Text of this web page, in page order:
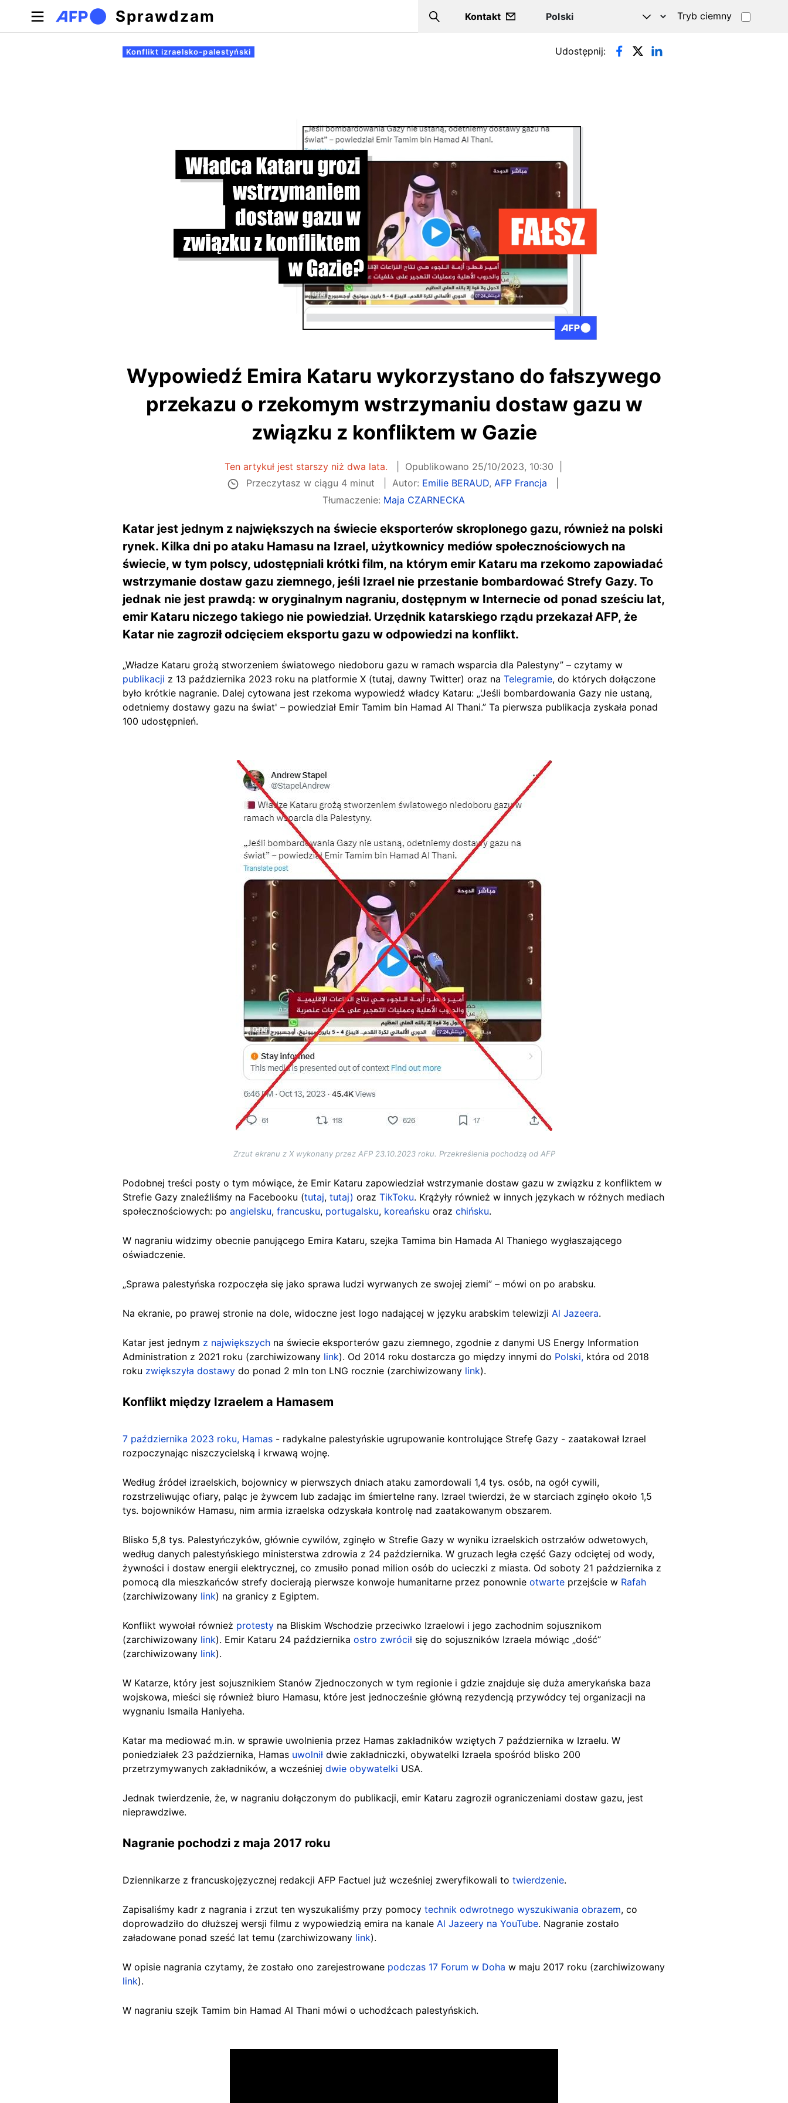
Sprawdzam Szukaj
Kontakt Tryb ciemny
Zakładki podstawowe
Konflikt izraelsko-palestyński Udostępnij:
Wypowiedź Emira Kataru wykorzystano do fałszywego
przekazu o rzekomym wstrzymaniu dostaw gazu w
związku z konfliktem w Gazie
Ten artykuł jest starszy niż dwa lata. Opublikowano 25/10/2023, 10:30
Przeczytasz w ciągu 4 minut
Autor: Emilie BERAUD,AFP Francja
Tłumaczenie: Maja CZARNECKA
Katar jest jednym z największych na świecie eksporterów skroplonego gazu, również na polski
rynek. Kilka dni po ataku Hamasu na Izrael, użytkownicy mediów społecznościowych na
świecie, w tym polscy, udostępniali krótki film, na którym emir Kataru ma rzekomo zapowiadać
wstrzymanie dostaw gazu ziemnego, jeśli Izrael nie przestanie bombardować Strefy Gazy. To
jednak nie jest prawdą: w oryginalnym nagraniu, dostępnym w Internecie od ponad sześciu lat,
emir Kataru niczego takiego nie powiedział. Urzędnik katarskiego rządu przekazał AFP, że
Katar nie zagroził odcięciem eksportu gazu w odpowiedzi na konflikt.
„Władze Kataru grożą stworzeniem światowego niedoboru gazu w ramach wsparcia dla Palestyny” – czytamy w
publikacji z 13 października 2023 roku na platformie X (tutaj, dawny Twitter) oraz na Telegramie, do których dołączone
było krótkie nagranie. Dalej cytowana jest rzekoma wypowiedź władcy Kataru: „'Jeśli bombardowania Gazy nie ustaną,
odetniemy dostawy gazu na świat' – powiedział Emir Tamim bin Hamad Al Thani.” Ta pierwsza publikacja zyskała ponad
100 udostępnień.
Zrzut ekranu z X wykonany przez AFP 23.10.2023 roku. Przekreślenia pochodzą od AFP
Podobnej treści posty o tym mówiące, że Emir Kataru zapowiedział wstrzymanie dostaw gazu w związku z konfliktem w
Strefie Gazy znaleźliśmy na Facebooku (tutaj, tutaj) oraz TikToku. Krążyły również w innych językach w różnych mediach
społecznościowych: po angielsku, francusku, portugalsku, koreańsku oraz chińsku.
W nagraniu widzimy obecnie panującego Emira Kataru, szejka Tamima bin Hamada Al Thaniego wygłaszającego
oświadczenie.
„Sprawa palestyńska rozpoczęła się jako sprawa ludzi wyrwanych ze swojej ziemi” – mówi on po arabsku.
Na ekranie, po prawej stronie na dole, widoczne jest logo nadającej w języku arabskim telewizji Al Jazeera.
Katar jest jednym z największych na świecie eksporterów gazu ziemnego, zgodnie z danymi US Energy Information
Administration z 2021 roku (zarchiwizowany link). Od 2014 roku dostarcza go między innymi do Polski, która od 2018
roku zwiększyła dostawy do ponad 2 mln ton LNG rocznie (zarchiwizowany link).
Konflikt między Izraelem a Hamasem
7 października 2023 roku, Hamas - radykalne palestyńskie ugrupowanie kontrolujące Strefę Gazy - zaatakował Izrael
rozpoczynając niszczycielską i krwawą wojnę.
Według źródeł izraelskich, bojownicy w pierwszych dniach ataku zamordowali 1,4 tys. osób, na ogół cywili,
rozstrzeliwując ofiary, paląc je żywcem lub zadając im śmiertelne rany. Izrael twierdzi, że w starciach zginęło około 1,5
tys. bojowników Hamasu, nim armia izraelska odzyskała kontrolę nad zaatakowanym obszarem.
Blisko 5,8 tys. Palestyńczyków, głównie cywilów, zginęło w Strefie Gazy w wyniku izraelskich ostrzałów odwetowych,
według danych palestyńskiego ministerstwa zdrowia z 24 października. W gruzach legła część Gazy odciętej od wody,
żywności i dostaw energii elektrycznej, co zmusiło ponad milion osób do ucieczki z miasta. Od soboty 21 października z
pomocą dla mieszkańców strefy docierają pierwsze konwoje humanitarne przez ponownie otwarte przejście w Rafah
(zarchiwizowany link) na granicy z Egiptem.
Konflikt wywołał również protesty na Bliskim Wschodzie przeciwko Izraelowi i jego zachodnim sojusznikom
(zarchiwizowany link). Emir Kataru 24 października ostro zwrócił się do sojuszników Izraela mówiąc „dość”
(zarchiwizowany link).
W Katarze, który jest sojusznikiem Stanów Zjednoczonych w tym regionie i gdzie znajduje się duża amerykańska baza
wojskowa, mieści się również biuro Hamasu, które jest jednocześnie główną rezydencją przywódcy tej organizacji na
wygnaniu Ismaila Haniyeha.
Katar ma mediować m.in. w sprawie uwolnienia przez Hamas zakładników wziętych 7 października w Izraelu. W
poniedziałek 23 października, Hamas uwolnił dwie zakładniczki, obywatelki Izraela spośród blisko 200
przetrzymywanych zakładników, a wcześniej dwie obywatelki USA.
Jednak twierdzenie, że, w nagraniu dołączonym do publikacji, emir Kataru zagroził ograniczeniami dostaw gazu, jest
nieprawdziwe.
Nagranie pochodzi z maja 2017 roku
Dziennikarze z francuskojęzycznej redakcji AFP Factuel już wcześniej zweryfikowali to twierdzenie.
Zapisaliśmy kadr z nagrania i zrzut ten wyszukaliśmy przy pomocy technik odwrotnego wyszukiwania obrazem, co
doprowadziło do dłuższej wersji filmu z wypowiedzią emira na kanale Al Jazeery na YouTube. Nagranie zostało
załadowane ponad sześć lat temu (zarchiwizowany link).
W opisie nagrania czytamy, że zostało ono zarejestrowane podczas 17 Forum w Doha w maju 2017 roku (zarchiwizowany
link).
W nagraniu szejk Tamim bin Hamad Al Thani mówi o uchodźcach palestyńskich.